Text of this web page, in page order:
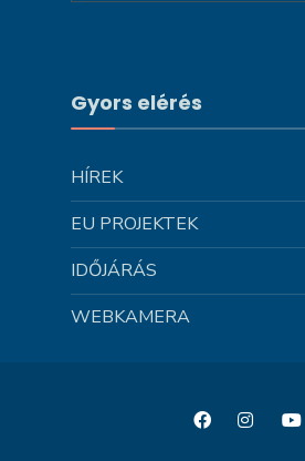
Gyors elérés
HÍREK
EU PROJEKTEK
IDŐJÁRÁS
WEBKAMERA